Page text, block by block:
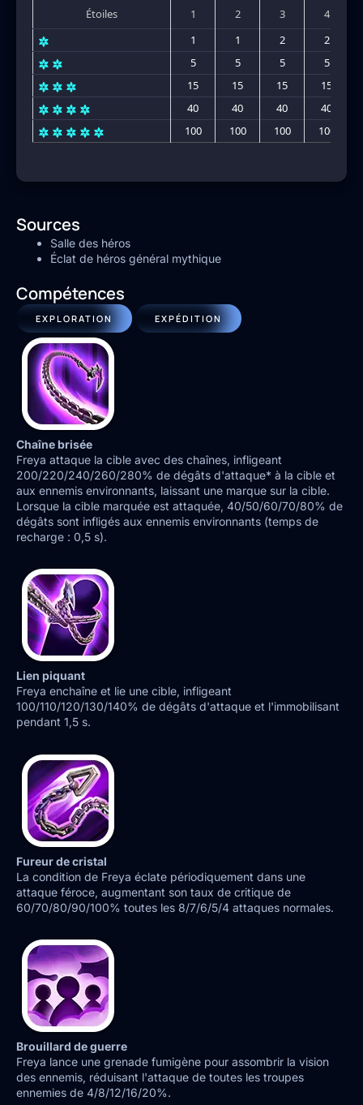
Étoiles 1 2 3
4
1
1 2
2
5
5 5
5
15
15 15
15
40
40 40
40
100
100 100 100
Sources
Salle des héros
Éclat de héros général mythique
Compétences
EXPLORATION EXPÉDITION
Chaîne brisée
Freya attaque la cible avec des chaînes, infligeant
200/220/240/260/280% de dégâts d'attaque* à la cible et
aux ennemis environnants, laissant une marque sur la cible.
Lorsque la cible marquée est attaquée, 40/50/60/70/80% de
dégâts sont infligés aux ennemis environnants (temps de
recharge : 0,5 s).
Lien piquant
Freya enchaîne et lie une cible, infligeant
100/110/120/130/140% de dégâts d'attaque et l'immobilisant
pendant 1,5 s.
Fureur de cristal
La condition de Freya éclate périodiquement dans une
attaque féroce, augmentant son taux de critique de
60/70/80/90/100% toutes les 8/7/6/5/4 attaques normales.
Brouillard de guerre
Freya lance une grenade fumigène pour assombrir la vision
des ennemis, réduisant l'attaque de toutes les troupes
ennemies de 4/8/12/16/20%.